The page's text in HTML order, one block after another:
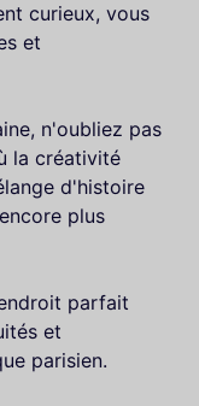
curieux, vous
et
n'oubliez pas
la créativité
d'histoire
plus
parfait
et
parisien.